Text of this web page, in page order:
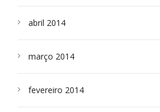
abril 2014
março 2014
fevereiro 2014